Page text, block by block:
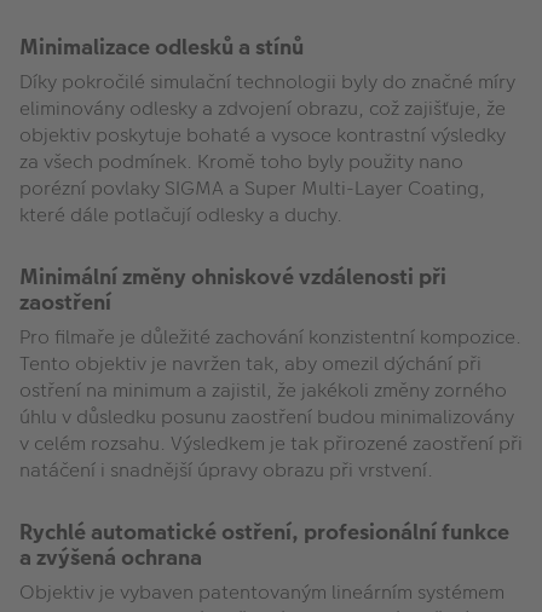
Minimalizace odlesků a stínů
Díky pokročilé simulační technologii byly do značné míry
eliminovány odlesky a zdvojení obrazu, což zajišťuje, že
objektiv poskytuje bohaté a vysoce kontrastní výsledky
za všech podmínek. Kromě toho byly použity nano
porézní povlaky SIGMA a Super Multi-Layer Coating,
které dále potlačují odlesky a duchy.
Minimální změny ohniskové vzdálenosti při
zaostření
Pro filmaře je důležité zachování konzistentní kompozice.
Tento objektiv je navržen tak, aby omezil dýchání při
ostření na minimum a zajistil, že jakékoli změny zorného
úhlu v důsledku posunu zaostření budou minimalizovány
v celém rozsahu. Výsledkem je tak přirozené zaostření při
natáčení i snadnější úpravy obrazu při vrstvení.
Rychlé automatické ostření, profesionální funkce
a zvýšená ochrana
Objektiv je vybaven patentovaným lineárním systémem